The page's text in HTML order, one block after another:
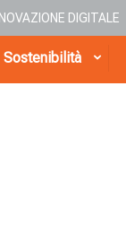
DIGITALE
Sostenibilità